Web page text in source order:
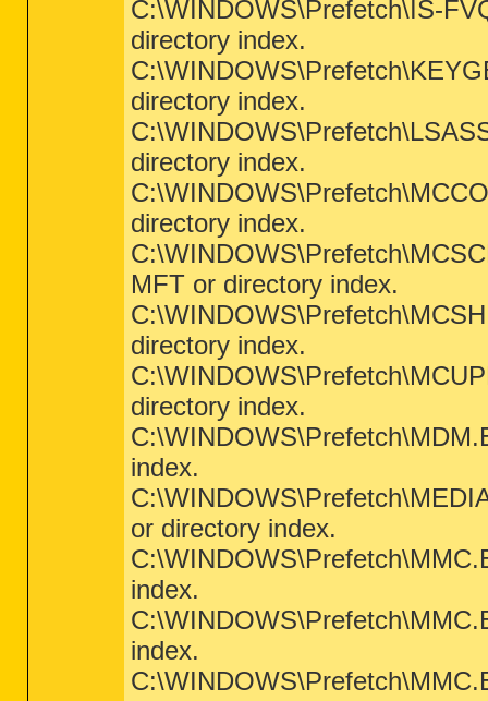
C:\WINDOWS\Prefetch\IS-
directory index.
directory index.
directory index.
directory index.
MFT or directory index.
directory index.
directory index.
index.
or directory index.
index.
index.